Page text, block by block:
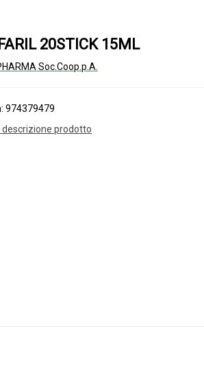
20STICK 15ML
Soc.Coop.p.A.
974379479
descrizione prodotto